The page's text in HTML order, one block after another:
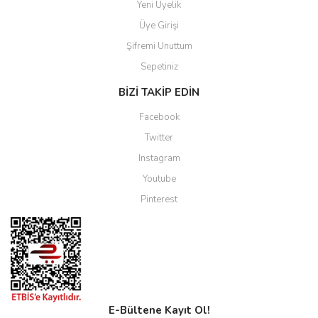
Yeni Üyelik
Üye Girişi
Şifremi Unuttum
Sepetiniz
BİZİ TAKİP EDİN
Facebook
Twitter
Instagram
Youtube
Pinterest
E-Bültene Kayıt Ol!